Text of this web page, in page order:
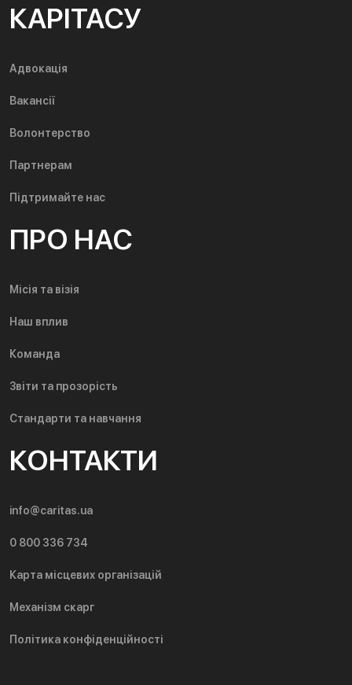
КАРІТАСУ
Адвокація
Вакансії
Волонтерство
Партнерам
Підтримайте нас
ПРО НАС
Місія та візія
Наш вплив
Команда
Звіти та прозорість
Стандарти та навчання
КОНТАКТИ
info@caritas.ua
0 800 336 734
Карта місцевих організацій
Механізм скарг
Політика конфіденційності